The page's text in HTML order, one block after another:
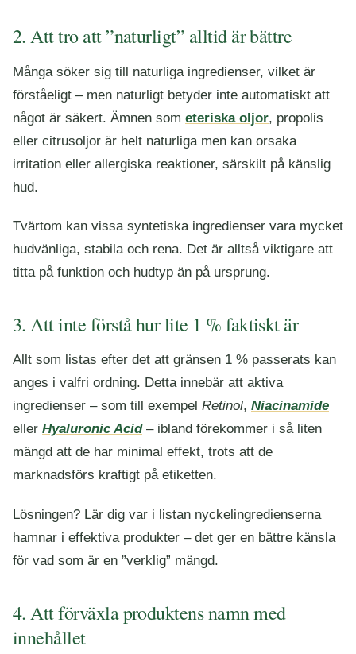
2. Att tro att ”naturligt” alltid är bättre
Många söker sig till naturliga ingredienser, vilket är
förståeligt – men naturligt betyder inte automatiskt att
något är säkert. Ämnen som eteriska oljor, propolis
eller citrusoljor är helt naturliga men kan orsaka
irritation eller allergiska reaktioner, särskilt på känslig
hud.
Tvärtom kan vissa syntetiska ingredienser vara mycket
hudvänliga, stabila och rena. Det är alltså viktigare att
titta på funktion och hudtyp än på ursprung.
3. Att inte förstå hur lite 1 % faktiskt är
Allt som listas efter det att gränsen 1 % passerats kan
anges i valfri ordning. Detta innebär att aktiva
ingredienser – som till exempel Retinol, Niacinamide
eller Hyaluronic Acid– ibland förekommer i så liten
mängd att de har minimal effekt, trots att de
marknadsförs kraftigt på etiketten.
Lösningen? Lär dig var i listan nyckelingredienserna
hamnar i effektiva produkter – det ger en bättre känsla
för vad som är en ”verklig” mängd.
4. Att förväxla produktens namn med
innehållet